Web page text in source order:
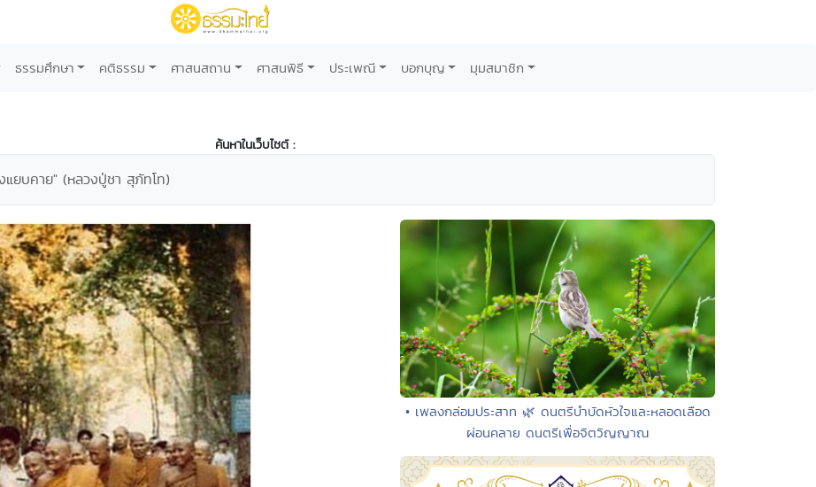
ธรรมศึกษา คติธรรม ศาสนสถาน ศาสนพิธี ประเพณี บอกบุญ มุมสมาชิก
ค้นหาในเว็บไซต์ :
แยบคาย" (หลวงปู่ชา สุภัทโท)
• เพลงกล่อมประสาท 🌿 ดนตรีบำบัดหัวใจและหลอดเลือด
ผ่อนคลาย ดนตรีเพื่อจิตวิญญาณ